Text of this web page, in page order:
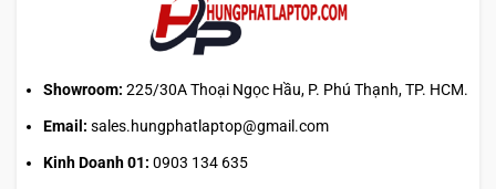
Showroom: 225/30A Thoại Ngọc Hầu, P. Phú Thạnh, TP. HCM.
Email: sales.hungphatlaptop@gmail.com
Kinh Doanh 01: 0903 134 635